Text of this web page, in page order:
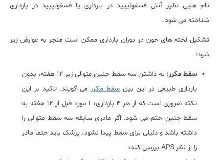
نام هایی نظیر آنتی فسفولیپید در بارداری یا فسفولیپید در بارداری
شناخته می شود.
تشکیل لخته های خون در دوران بارداری ممکن است منجر به عوارض زیر
شود:
سقط مکرر:
به داشتن سه سقط جنین متوالی زیر 12 هفته، بدون
بارداری طبیعی در این بین سقط مکرر می گویند. تاکید بر این
نکته ضروری است که از هر 4 بارداری، 1 مورد قبل از 12 هفته به
سقط جنین ختم می شود. اگر مادری سابقه سه سقط متوالی را
داشته باشد و دلیلی برای سقط پیدا نشود، پزشک باید حتما مادر
را از نظر APS بررسی کند؛